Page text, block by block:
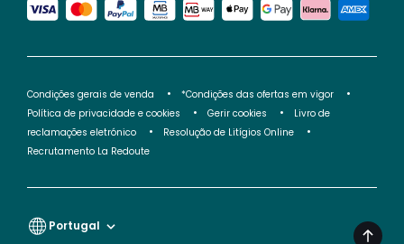
Condições gerais de venda
*Condições das ofertas em vigor
Política de privacidade e cookies
Gerir cookies
Livro de
reclamações eletrónico
Resolução de Litígios Online
Recrutamento La Redoute
Portugal